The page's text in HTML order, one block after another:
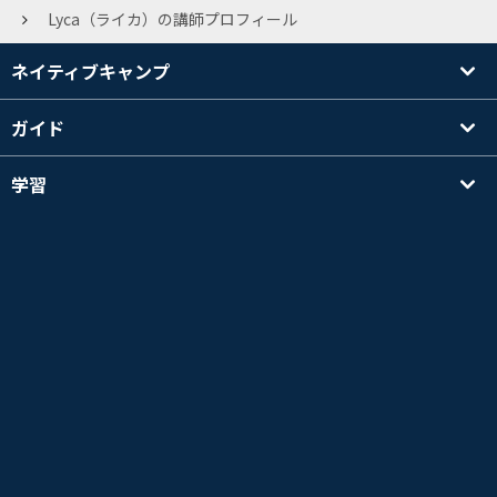
Lyca（ライカ）の講師プロフィール
ネイティブキャンプ
ガイド
学習